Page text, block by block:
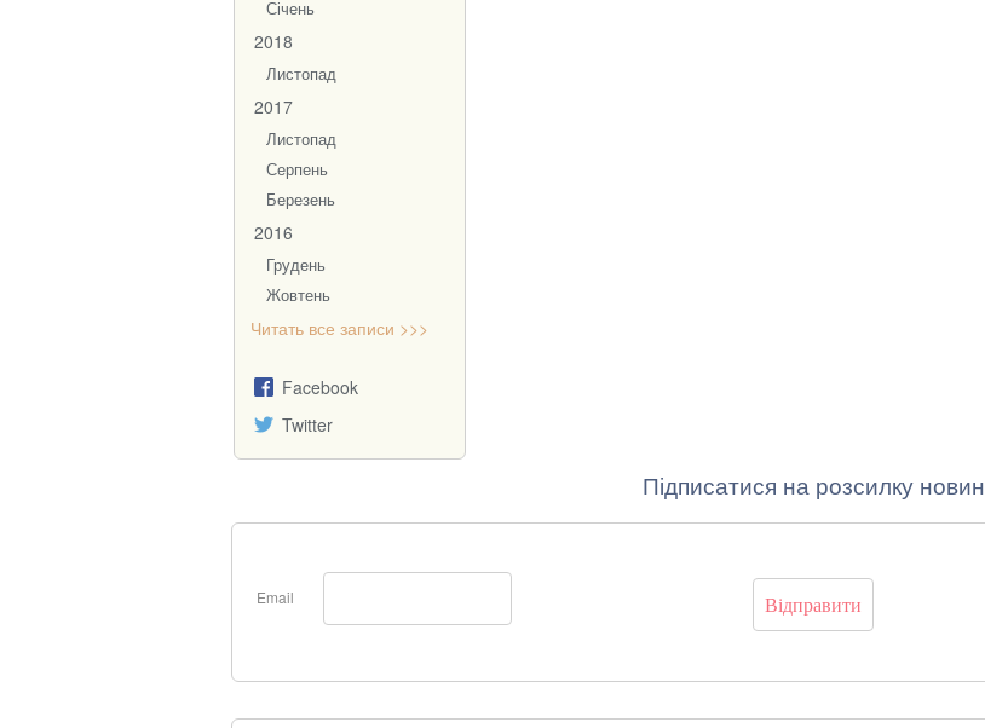
Січень
2018
Листопад
2017
Листопад
Серпень
Березень
2016
Грудень
Жовтень
Читать все записи >>>
Facebook
Twitter
Підписатися на розсилку новин
Email